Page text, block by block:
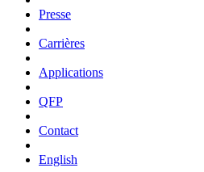
Presse
Carrières
Applications
QFP
Contact
English